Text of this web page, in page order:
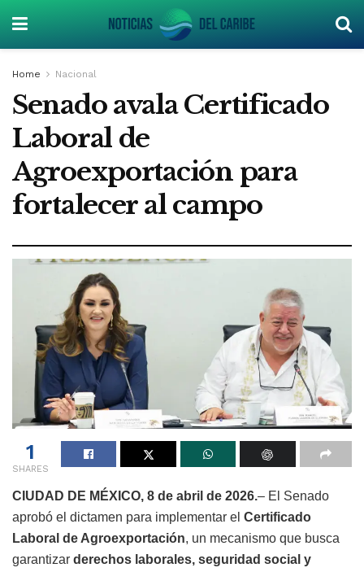
Home Nacional
Senado avala Certificado
Laboral de
Agroexportación para
fortalecer al campo
1
SHARES
CIUDAD DE MÉXICO, 8 de abril de 2026.– El Senado
aprobó el dictamen para implementar el Certificado
Laboral de Agroexportación, un mecanismo que busca
garantizar derechos laborales, seguridad social y